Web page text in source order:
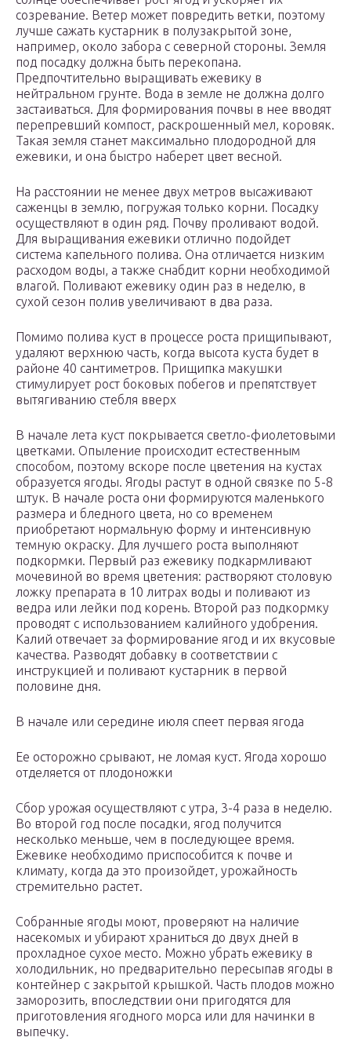
созревание. Ветер может повредить ветки, поэтому
лучше сажать кустарник в полузакрытой зоне,
например, около забора с северной стороны. Земля
под посадку должна быть перекопана.
Предпочтительно выращивать ежевику в
нейтральном грунте. Вода в земле не должна долго
застаиваться. Для формирования почвы в нее вводят
перепревший компост, раскрошенный мел, коровяк.
Такая земля станет максимально плодородной для
ежевики, и она быстро наберет цвет весной.
На расстоянии не менее двух метров высаживают
саженцы в землю, погружая только корни. Посадку
осуществляют в один ряд. Почву проливают водой.
Для выращивания ежевики отлично подойдет
система капельного полива. Она отличается низким
расходом воды, а также снабдит корни необходимой
влагой. Поливают ежевику один раз в неделю, в
сухой сезон полив увеличивают в два раза.
Помимо полива куст в процессе роста прищипывают,
удаляют верхнюю часть, когда высота куста будет в
районе 40 сантиметров. Прищипка макушки
стимулирует рост боковых побегов и препятствует
вытягиванию стебля вверх
В начале лета куст покрывается светло-фиолетовыми
цветками. Опыление происходит естественным
способом, поэтому вскоре после цветения на кустах
образуется ягоды. Ягоды растут в одной связке по 5-8
штук. В начале роста они формируются маленького
размера и бледного цвета, но со временем
приобретают нормальную форму и интенсивную
темную окраску. Для лучшего роста выполняют
подкормки. Первый раз ежевику подкармливают
мочевиной во время цветения: растворяют столовую
ложку препарата в 10 литрах воды и поливают из
ведра или лейки под корень. Второй раз подкормку
проводят с использованием калийного удобрения.
Калий отвечает за формирование ягод и их вкусовые
качества. Разводят добавку в соответствии с
инструкцией и поливают кустарник в первой
половине дня.
В начале или середине июля спеет первая ягода
Ее осторожно срывают, не ломая куст. Ягода хорошо
отделяется от плодоножки
Сбор урожая осуществляют с утра, 3-4 раза в неделю.
Во второй год после посадки, ягод получится
несколько меньше, чем в последующее время.
Ежевике необходимо приспособится к почве и
климату, когда да это произойдет, урожайность
стремительно растет.
Собранные ягоды моют, проверяют на наличие
насекомых и убирают храниться до двух дней в
прохладное сухое место. Можно убрать ежевику в
холодильник, но предварительно пересыпав ягоды в
контейнер с закрытой крышкой. Часть плодов можно
заморозить, впоследствии они пригодятся для
приготовления ягодного морса или для начинки в
выпечку.